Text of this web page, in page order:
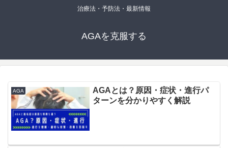
治療法・予防法・最新情報
AGAを克服する
AGA
AGAとは？原因・症状・進行パ
ターンを分かりやすく解説